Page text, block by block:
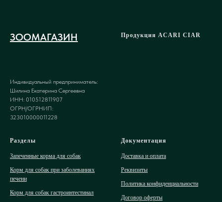
ЗООМАГАЗИН
Индивидуальный предприниматель:
Шилина Екатерина Сергеевна
ИНН: 010512811907
ОГРН/ОГРНИП:
323010000011228
Продукция ACARI CIAR
Разделы
Запеченные корма для собак
Корм для собак при заболеваниях
печени
Корм для собак гастроинтестинал
Документация
Доставка и оплата
Реквизиты
Политика конфиденциальности
Договор оферты